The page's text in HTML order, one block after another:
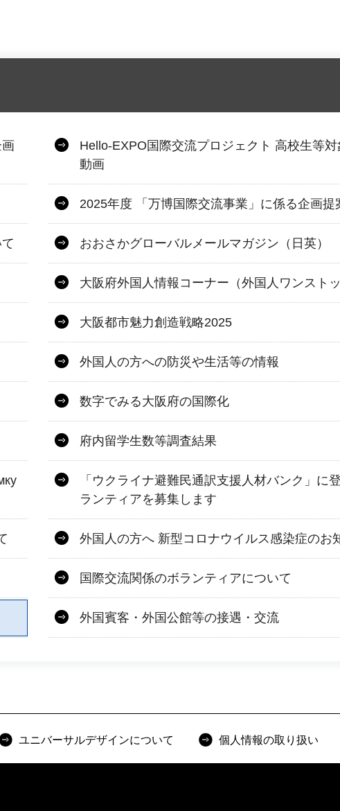
Hello-EXPO国際交流プロジェクト 高校生等
動画
2025年度 「万博国際交流事業」に係る企画提
おおさかグローバルメールマガジン（日英）
大阪府外国人情報コーナー（外国人ワンスト
大阪都市魅力創造戦略2025
外国人の方への防災や生活等の情報
数字でみる大阪府の国際化
府内留学生数等調査結果
「ウクライナ避難民通訳支援人材バンク」に
ランティアを募集します
外国人の方へ 新型コロナウイルス感染症のお
国際交流関係のボランティアについて
外国賓客・外国公館等の接遇・交流
ユニバーサルデザインについて 個人情報の取り扱い